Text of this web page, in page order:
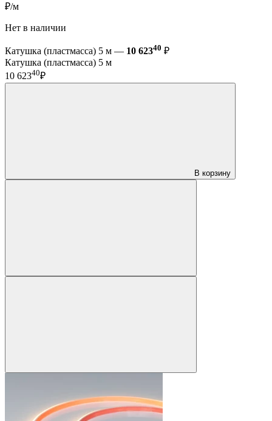
₽/м
Нет в наличии
Катушка (пластмасса) 5 м — 10 62340 ₽
Катушка (пластмасса) 5 м
10 62340₽
В корзину